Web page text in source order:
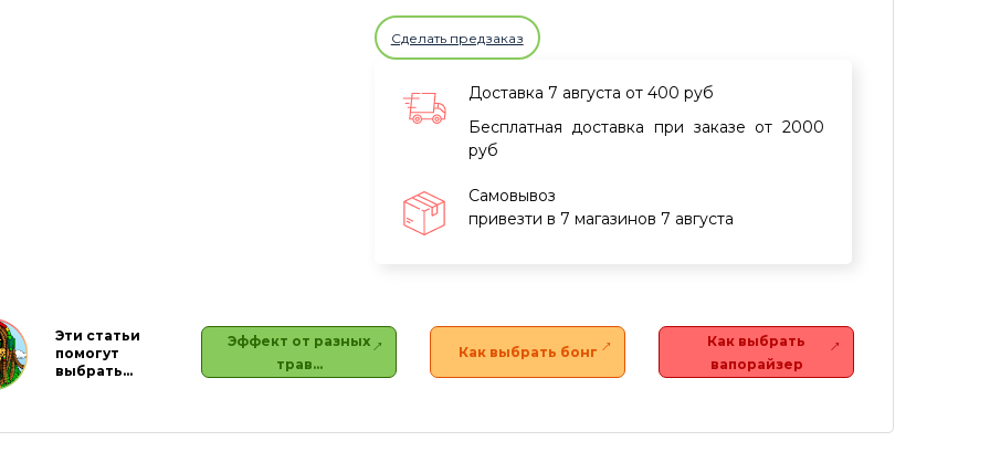
Сделать предзаказ
Доставка 7 августа от 400 руб
Бесплатная доставка при заказе от 2000
руб
Самовывоз
привезти в 7 магазинов 7 августа
Эти статьи
помогут
выбрать…
Эффект от разных
трав…
Как выбрать бонг
Как выбрать
вапорайзер